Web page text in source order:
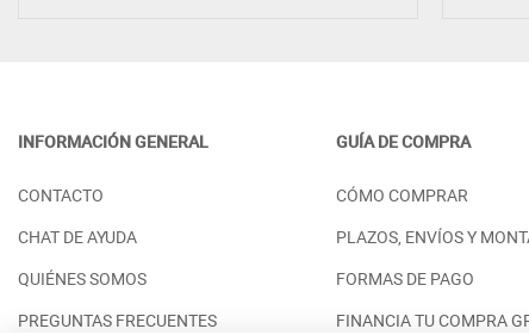
CAJONES Y PATAS VINTAGE - PINO
PRECIO DESDE:
CON PATAS
PRECIO DESDE:
INFORMACIÓN GENERAL
CONTACTO
CHAT DE AYUDA
QUIÉNES SOMOS
PREGUNTAS FRECUENTES
GUÍA DE COMPRA
CÓMO COMPRAR
PLAZOS, ENVÍOS Y
FORMAS DE PAGO
FINANCIA TU COMPRA